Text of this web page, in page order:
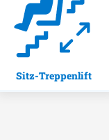
Sitz-Treppenlift